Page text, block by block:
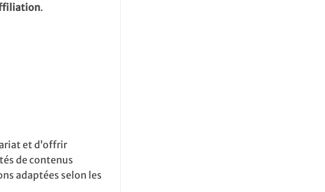
.
et d’offrir
de contenus
adaptées selon les